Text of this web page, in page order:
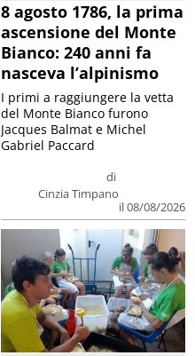
8 agosto 1786, la prima
ascensione del Monte
Bianco: 240 anni fa
nasceva l’alpinismo
di
Cinzia Timpano
il 08/08/2026
I primi a raggiungere la vetta
del Monte Bianco furono
Jacques Balmat e Michel
Gabriel Paccard